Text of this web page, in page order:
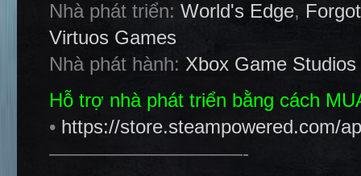
Nhà phát triển: World's Edge,
Virtuos Games
Nhà phát hành: Xbox Game Studios
Hỗ trợ nhà phát triển bằng cách
• https://store.steampowered.com/
——————————-